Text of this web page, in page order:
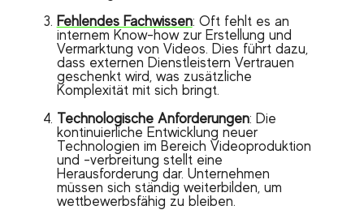
Fehlendes Fachwissen: Oft fehlt es an
internem Know-how zur Erstellung und
Vermarktung von Videos. Dies führt dazu,
dass externen Dienstleistern Vertrauen
geschenkt wird, was zusätzliche
Komplexität mit sich bringt.
Technologische Anforderungen: Die
kontinuierliche Entwicklung neuer
Technologien im Bereich Videoproduktion
und -verbreitung stellt eine
Herausforderung dar. Unternehmen
müssen sich ständig weiterbilden, um
wettbewerbsfähig zu bleiben.